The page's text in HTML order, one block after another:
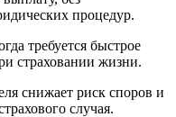
процедур.
требуется быстрое
страховании жизни.
снижает риск споров и
случая.